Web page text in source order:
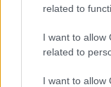
related to
I want to allow
related to
I want to allow